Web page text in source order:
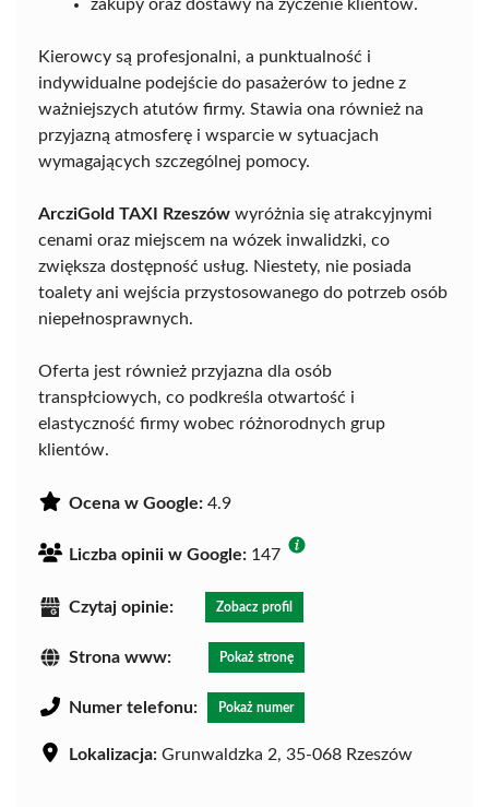
zakupy oraz dostawy na życzenie klientów.
Kierowcy są profesjonalni, a punktualność i
indywidualne podejście do pasażerów to jedne z
ważniejszych atutów firmy. Stawia ona również na
przyjazną atmosferę i wsparcie w sytuacjach
wymagających szczególnej pomocy.
ArcziGold TAXI Rzeszów wyróżnia się atrakcyjnymi
cenami oraz miejscem na wózek inwalidzki, co
zwiększa dostępność usług. Niestety, nie posiada
toalety ani wejścia przystosowanego do potrzeb osób
niepełnosprawnych.
Oferta jest również przyjazna dla osób
transpłciowych, co podkreśla otwartość i
elastyczność firmy wobec różnorodnych grup
klientów.
Ocena w Google: 4.9
Liczba opinii w Google: 147
Czytaj opinie: Zobacz profil
Strona www: Pokaż stronę
Numer telefonu: Pokaż numer
Lokalizacja: Grunwaldzka 2, 35-068 Rzeszów